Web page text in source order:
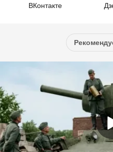
ВКонтакте